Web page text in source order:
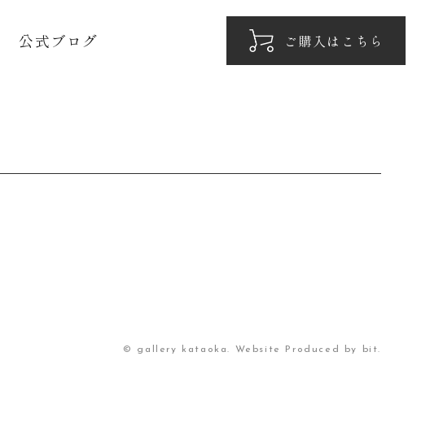
公式ブログ ご購入はこちら
© gallery kataoka. Website Produced by bit.